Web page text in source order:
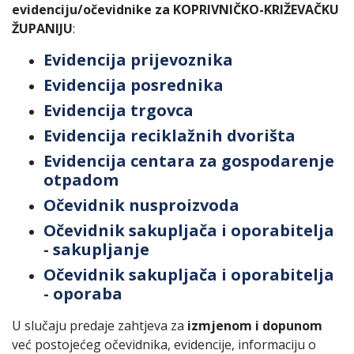
evidenciju/očevidnike za KOPRIVNIČKO-KRIŽEVAČKU
ŽUPANIJU:
Evidencija prijevoznika
Evidencija posrednika
Evidencija trgovca
Evidencija reciklažnih dvorišta
Evidencija centara za gospodarenje
otpadom
Očevidnik nusproizvoda
Očevidnik sakupljača i oporabitelja
- sakupljanje
Očevidnik sakupljača i oporabitelja
- oporaba
U slučaju predaje zahtjeva za izmjenom i dopunom
već postojećeg očevidnika, evidencije, informaciju o